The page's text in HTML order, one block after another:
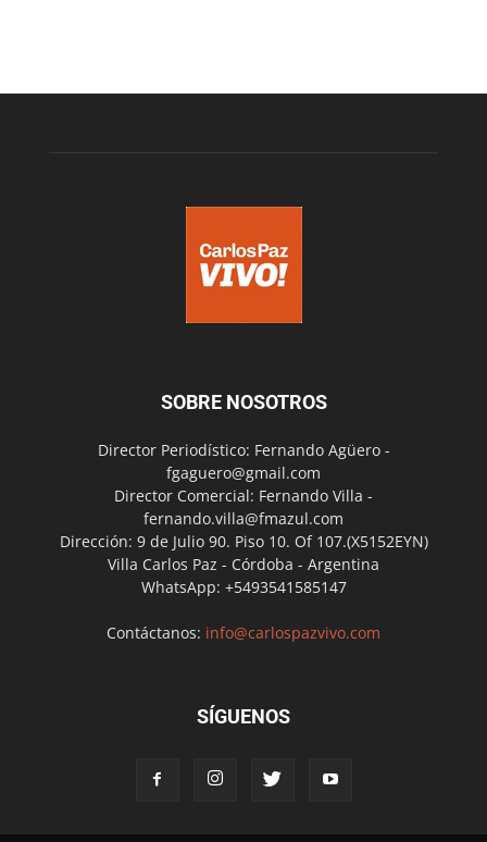
SOBRE NOSOTROS
Director Periodístico: Fernando Agüero -
fgaguero@gmail.com
Director Comercial: Fernando Villa -
fernando.villa@fmazul.com
Dirección: 9 de Julio 90. Piso 10. Of 107.(X5152EYN)
Villa Carlos Paz - Córdoba - Argentina
WhatsApp: +5493541585147
Contáctanos: info@carlospazvivo.com
SÍGUENOS